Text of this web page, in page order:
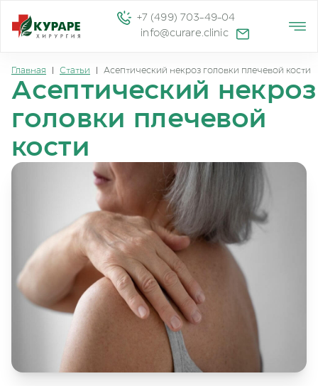
+7 (499) 703-49-04
info@curare.clinic
Главная Статьи Асептический некроз головки плечевой кости
Асептический некроз
головки плечевой
кости